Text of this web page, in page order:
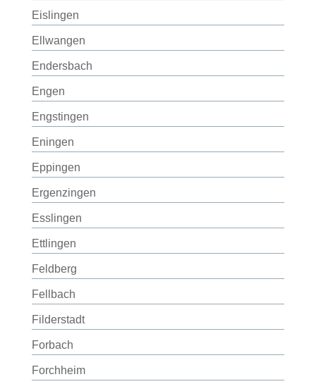
Eislingen
Ellwangen
Endersbach
Engen
Engstingen
Eningen
Eppingen
Ergenzingen
Esslingen
Ettlingen
Feldberg
Fellbach
Filderstadt
Forbach
Forchheim